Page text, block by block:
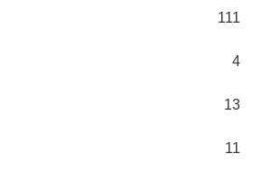
111
4
13
11